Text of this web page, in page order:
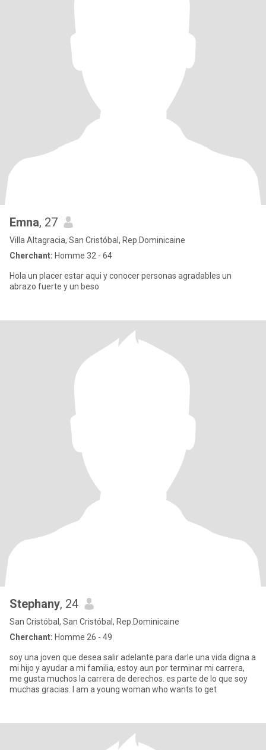
Emna, 27
Villa Altagracia, San Cristóbal, Rep.Dominicaine
Cherchant: Homme 32 - 64
Hola un placer estar aqui y conocer personas agradables un
abrazo fuerte y un beso
Stephany, 24
San Cristóbal, San Cristóbal, Rep.Dominicaine
Cherchant: Homme 26 - 49
soy una joven que desea salir adelante para darle una vida digna a
mi hijo y ayudar a mi familia, estoy aun por terminar mi carrera,
me gusta muchos la carrera de derechos. es parte de lo que soy
muchas gracias. I am a young woman who wants to get